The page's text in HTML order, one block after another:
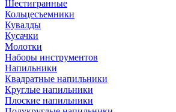
Шестигранные
Кольцесъемники
Кувалды
Кусачки
Молотки
Наборы инструментов
Напильники
Квадратные напильники
Круглые напильники
Плоские напильники